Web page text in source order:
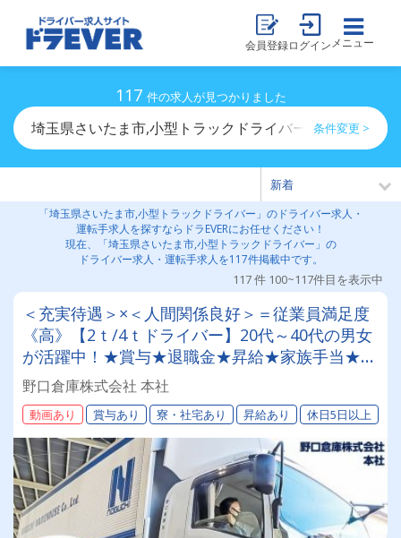
会員登録ログイン メニュー
117 件の求人が見つかりました
埼玉県さいたま市,小型トラックドライバーのドライバー
条件変更 >
「埼玉県さいたま市,小型トラックドライバー」のドライバー求人・
運転手求人を探すならドラEVERにお任せください！
現在、「埼玉県さいたま市,小型トラックドライバー」の
ドライバー求人・運転手求人を117件掲載中です。
117 件 100~117件目を表示中
＜充実待遇＞×＜人間関係良好＞＝従業員満足度
《高》【2ｔ/4ｔドライバー】20代～40代の男女
が活躍中！★賞与★退職金★昇給★家族手当★免
許取得支援制度
野口倉庫株式会社 本社
動画あり 賞与あり 寮・社宅あり 昇給あり 休日5日以上